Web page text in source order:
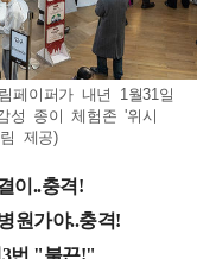
페이퍼가 내년 1월31일
성 종이 체험존 '위시
제공)